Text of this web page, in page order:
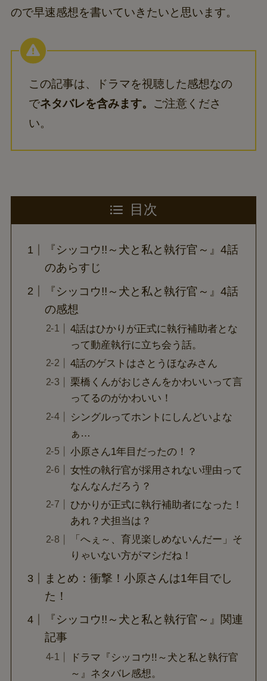
ので早速感想を書いていきたいと思います。
この記事は、ドラマを視聴した感想なの
でネタバレを含みます。 ご注意くださ
い。
目次
『シッコウ!!～犬と私と執行官～』4話
のあらすじ
『シッコウ!!～犬と私と執行官～』4話
の感想
4話はひかりが正式に執行補助者とな
って動産執行に立ち会う話。
4話のゲストはさとうほなみさん
栗橋くんがおじさんをかわいいって言
ってるのがかわいい！
シングルってホントにしんどいよな
ぁ…
小原さん1年目だったの！？
女性の執行官が採用されない理由って
なんなんだろう？
ひかりが正式に執行補助者になった！
あれ？犬担当は？
「へぇ～、育児楽しめないんだー」そ
りゃいない方がマシだね！
まとめ：衝撃！小原さんは1年目でし
た！
『シッコウ!!～犬と私と執行官～』関連
記事
ドラマ『シッコウ!!～犬と私と執行官
～』ネタバレ感想。